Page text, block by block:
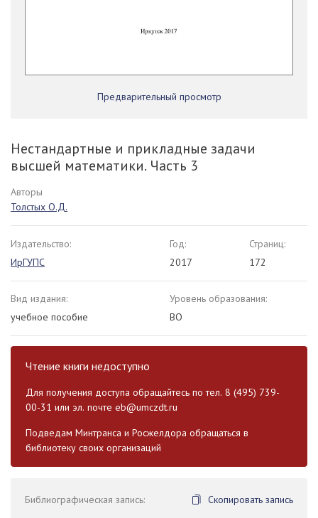
Предварительный просмотр
Нестандартные и прикладные задачи
высшей математики. Часть 3
Авторы
Толстых О.Д.
Издательство:
ИрГУПС
Год:
2017
Страниц:
172
Вид издания:
учебное пособие
Уровень образования:
ВО
Чтение книги недоступно
Для получения доступа обращайтесь по тел. 8 (495) 739-
00-31 или эл. почте eb@umczdt.ru
Подведам Минтранса и Росжелдора обращаться в
библиотеку своих организаций
Библиографическая запись:
Скопировать запись